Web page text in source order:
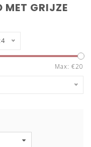
MET GRIJZE
Max: €20